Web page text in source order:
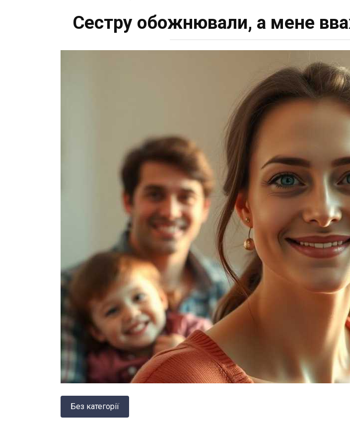
Сестру обожнювали, а мене
Без категорії